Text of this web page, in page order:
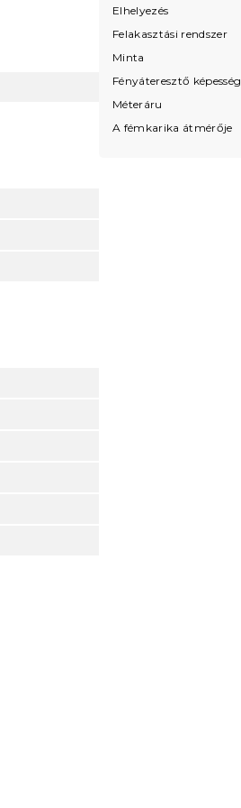
Elhelyezés
Felakasztási rendszer
Minta
Fényáteresztő képesség
Méteráru
A fémkarika átmérője